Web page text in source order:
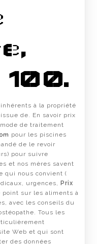
à la propriété
de. En savoir prix
de traitement
pour les piscines
de le revoir
pour suivre
et nos mères savent
qui nous convient (
urgences, Prix
point sur les aliments à
avec les conseils du
Tous les
Web et qui sont
des données